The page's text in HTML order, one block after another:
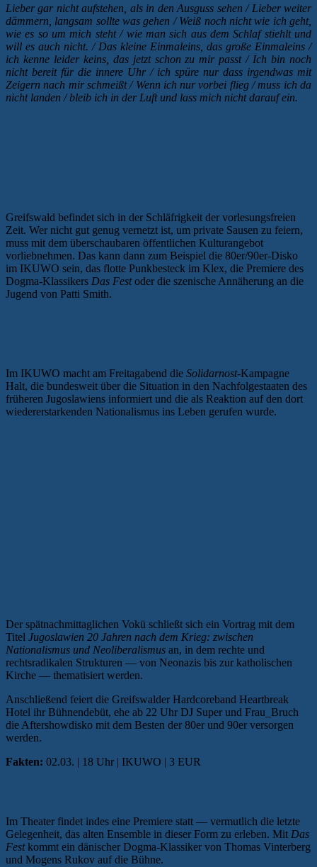
Lieber gar nicht aufstehen, als in den Ausguss sehen / Lieber weiter
dämmern, langsam sollte was gehen / Weiß noch nicht wie ich geht,
wie es so um mich steht / wie man sich aus dem Schlaf stiehlt und
will es auch nicht. / Das kleine Einmaleins, das große Einmaleins /
ich kenne leider keins, das jetzt schon zu mir passt / Ich bin noch
nicht bereit für die innere Uhr / ich spüre nur dass irgendwas mit
Zeigern nach mir schmeißt / Wenn ich nur vorbei flieg / muss ich da
nicht landen / bleib ich in der Luft und lass mich nicht darauf ein.
Greifswald befindet sich in der Schläfrigkeit der vorlesungsfreien
Zeit. Wer nicht gut genug vernetzt ist, um private Sausen zu feiern,
muss mit dem überschaubaren öffentlichen Kulturangebot
vorliebnehmen. Das kann dann zum Beispiel die 80er/90er-Disko
im IKUWO sein, das flotte Punkbesteck im Klex, die Premiere des
Dogma-Klassikers Das Festoder die szenische Annäherung an die
Jugend von Patti Smith.
Im IKUWO macht am Freitagabend die Solidarnost-Kampagne
Halt, die bundesweit über die Situation in den Nachfolgestaaten des
früheren Jugoslawiens informiert und die als Reaktion auf den dort
wiedererstarkenden Nationalismus ins Leben gerufen wurde.
Der spätnachmittaglichen Vokü schließt sich ein Vortrag mit dem
Titel Jugoslawien 20 Jahren nach dem Krieg: zwischen
Nationalismus und Neoliberalismus an, in dem rechte und
rechtsradikalen Strukturen — von Neonazis bis zur katholischen
Kirche — thematisiert werden.
Anschließend feiert die Greifswalder Hardcoreband Heartbreak
Hotel ihr Bühnendebüt, ehe ab 22 Uhr DJ Super und Frau_Bruch
die Aftershowdisko mit dem Besten der 80er und 90er versorgen
werden.
Fakten: 02.03. | 18 Uhr | IKUWO | 3 EUR
Im Theater findet indes eine Premiere statt — vermutlich die letzte
Gelegenheit, das alten Ensemble in dieser Form zu erleben. Mit Das
Festkommt ein dänischer Dogma-Klassiker von Thomas Vinterberg
und Mogens Rukov auf die Bühne.